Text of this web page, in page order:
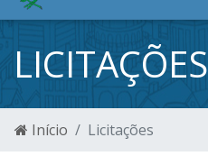
LICITAÇÕES
Início Licitações